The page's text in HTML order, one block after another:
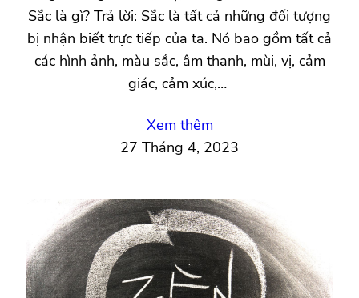
Sắc là gì? Trả lời: Sắc là tất cả những đối tượng
bị nhận biết trực tiếp của ta. Nó bao gồm tất cả
các hình ảnh, màu sắc, âm thanh, mùi, vị, cảm
giác, cảm xúc,…
Xem thêm
27 Tháng 4, 2023